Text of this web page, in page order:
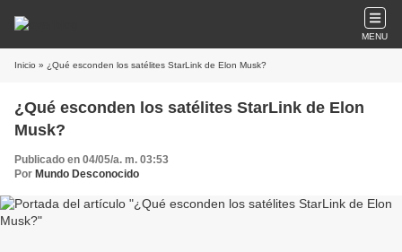
MENU
Inicio » ¿Qué esconden los satélites StarLink de Elon Musk?
¿Qué esconden los satélites StarLink de Elon
Musk?
Publicado en 04/05/a. m. 03:53
Por Mundo Desconocido